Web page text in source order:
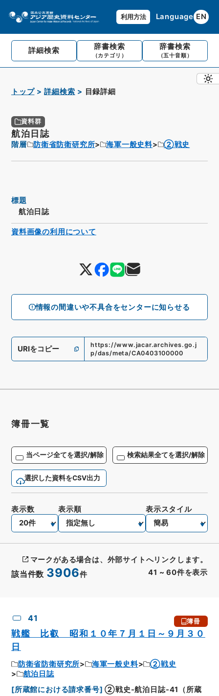
利用方法 Language EN
詳細検索 辞書検索
（カテゴリ）
辞書検索
（五十音順）
トップ 詳細検索 目録詳細
資料群
航泊日誌
階層 防衛省防衛研究所 海軍一般史料 ②戦史
情報の間違いや不具合をセンターに知らせる
標題
航泊日誌
URIをコピー
https://www.jacar.archives.go.j
p/das/meta/CA0403100000
資料画像の利用について
簿冊一覧
当ページ全てを選択/解除 検索結果全てを選択/解除
選択した資料をCSV出力
該当件数 3906件 41 ~ 60件を表示
表示数 表示順 表示スタイル
マークがある場合は、外部サイトへリンクします。
41 簿冊
戦艦 比叡 昭和１０年７月１日～９月３０
日
防衛省防衛研究所 海軍一般史料
②戦史
航泊日誌
[所蔵館における請求番号] ②戦史-航泊日誌-41（所蔵